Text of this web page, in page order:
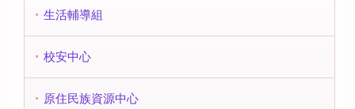
生活輔導組
校安中心
原住民族資源中心